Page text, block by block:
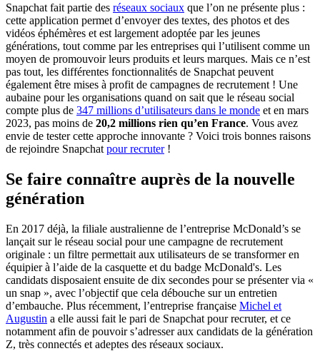
Snapchat fait partie des réseaux sociaux que l’on ne présente plus :
cette application permet d’envoyer des textes, des photos et des
vidéos éphémères et est largement adoptée par les jeunes
générations, tout comme par les entreprises qui l’utilisent comme un
moyen de promouvoir leurs produits et leurs marques. Mais ce n’est
pas tout, les différentes fonctionnalités de Snapchat peuvent
également être mises à profit de campagnes de recrutement ! Une
aubaine pour les organisations quand on sait que le réseau social
compte plus de 347 millions d’utilisateurs dans le monde et en mars
2023, pas moins de 20,2 millions rien qu’en France. Vous avez
envie de tester cette approche innovante ? Voici trois bonnes raisons
de rejoindre Snapchat pour recruter!
Se faire connaître auprès de la nouvelle
génération
En 2017 déjà, la filiale australienne de l’entreprise McDonald’s se
lançait sur le réseau social pour une campagne de recrutement
originale : un filtre permettait aux utilisateurs de se transformer en
équipier à l’aide de la casquette et du badge McDonald's. Les
candidats disposaient ensuite de dix secondes pour se présenter via «
un snap », avec l’objectif que cela débouche sur un entretien
d’embauche. Plus récemment, l’entreprise française Michel et
Augustin a elle aussi fait le pari de Snapchat pour recruter, et ce
notamment afin de pouvoir s’adresser aux candidats de la génération
Z, très connectés et adeptes des réseaux sociaux.